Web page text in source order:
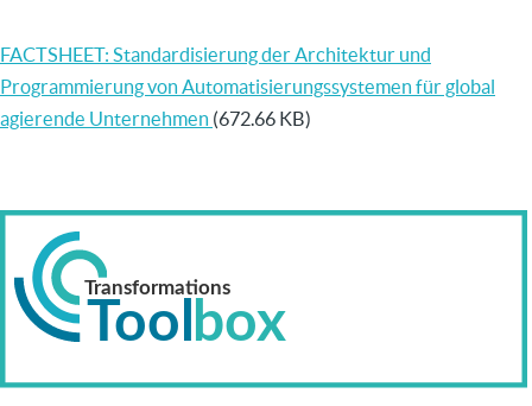
FACTSHEET: Standardisierung der Architektur und
Programmierung von Automatisierungssystemen für global
agierende Unternehmen (672.66 KB)